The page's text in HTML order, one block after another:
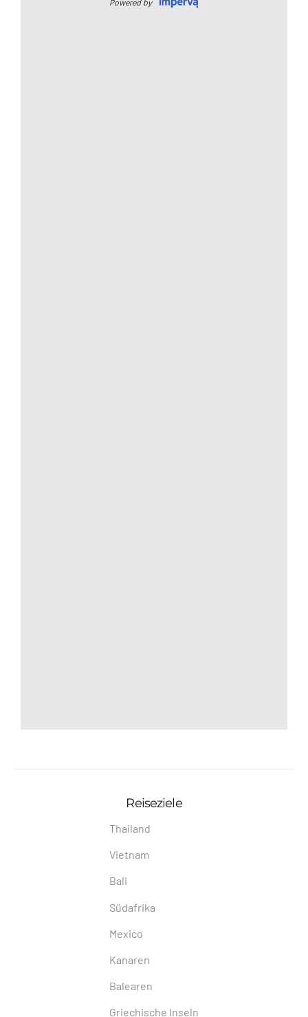
Reiseziele
Thailand
Vietnam
Bali
Südafrika
Mexico
Kanaren
Balearen
Griechische Inseln